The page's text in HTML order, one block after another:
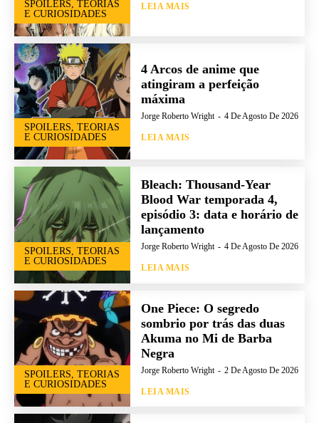
SPOILERS, TEORIAS
E CURIOSIDADES
LEIA MAIS
SPOILERS, TEORIAS
E CURIOSIDADES
4 Arcos de anime que
atingiram a perfeição
máxima
Jorge Roberto Wright - 4 De Agosto De 2026
LEIA MAIS
SPOILERS, TEORIAS
E CURIOSIDADES
Bleach: Thousand-Year
Blood War temporada 4,
episódio 3: data e horário de
lançamento
Jorge Roberto Wright - 4 De Agosto De 2026
LEIA MAIS
SPOILERS, TEORIAS
E CURIOSIDADES
One Piece: O segredo
sombrio por trás das duas
Akuma no Mi de Barba
Negra
Jorge Roberto Wright - 2 De Agosto De 2026
LEIA MAIS